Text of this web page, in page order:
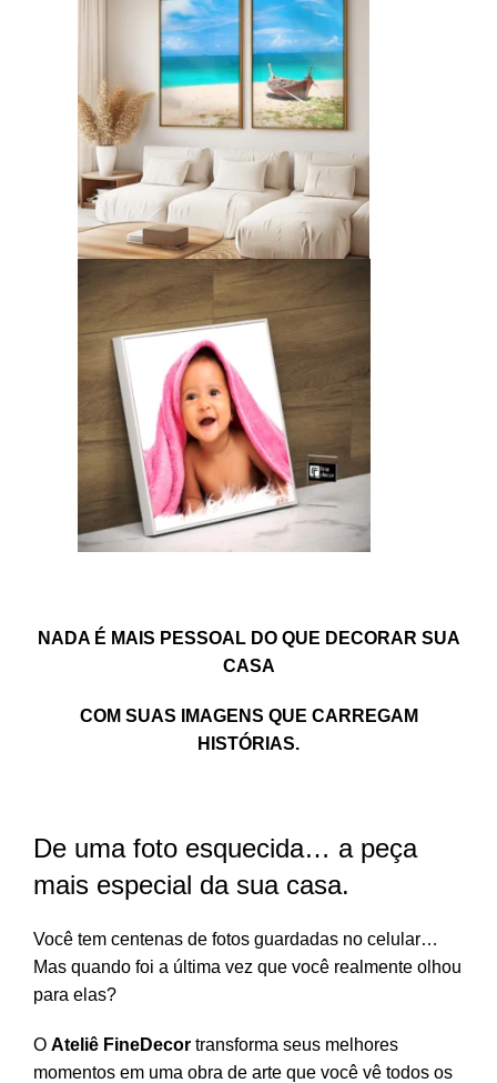
NADA É MAIS PESSOAL DO QUE DECORAR SUA
CASA
COM SUAS IMAGENS QUE CARREGAM
HISTÓRIAS.
De uma foto esquecida… a peça
mais especial da sua casa.
Você tem centenas de fotos guardadas no celular…
Mas quando foi a última vez que você realmente olhou
para elas?
O Ateliê FineDecor transforma seus melhores
momentos em uma obra de arte que você vê todos os